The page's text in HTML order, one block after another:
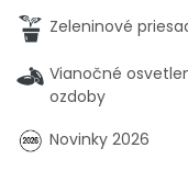
Zeleninové
Vianočné
ozdoby
Novinky 2026